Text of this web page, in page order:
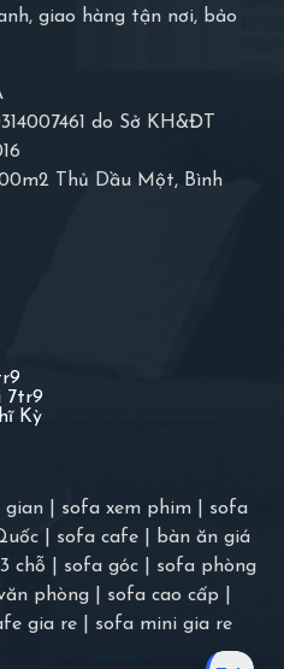
7tr9
Kỳ
giao hàng tận nơi, bảo
do Sở KH&ĐT
Thủ Dầu Một, Bình
gian sofa xem phim
sofa
sofa cafe
bàn ăn giá
chỗ sofa góc
sofa phòng
phòng sofa cao cấp
gia re sofa mini gia re